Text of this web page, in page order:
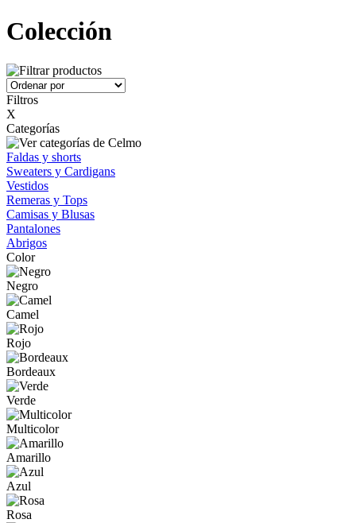
Colección
Filtros
X
Categorías
Faldas y shorts
Sweaters y Cardigans
Vestidos
Remeras y Tops
Camisas y Blusas
Pantalones
Abrigos
Color
Negro
Camel
Rojo
Bordeaux
Verde
Multicolor
Amarillo
Azul
Rosa